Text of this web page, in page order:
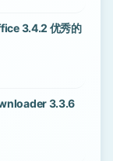
3.4.2 优秀的
3.3.6